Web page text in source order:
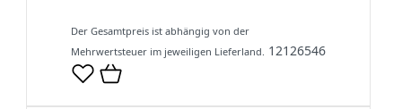
Der Gesamtpreis ist abhängig von der
Mehrwertsteuer im jeweiligen Lieferland. 12126546